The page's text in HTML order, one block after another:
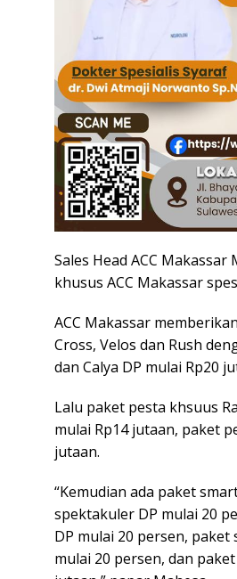
Sales Head ACC
khusus ACC Makassar
ACC Makassar
Cross, Velos dan Rush
dan Calya DP mulai Rp20
Lalu paket pesta khsuus
mulai Rp14 jutaan, paket
jutaan.
“Kemudian ada paket
spektakuler DP mulai 20
DP mulai 20 persen,
mulai 20 persen, dan